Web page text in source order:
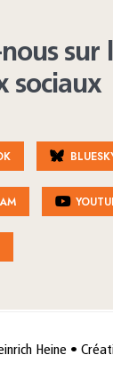
sur
sociaux
Heine •